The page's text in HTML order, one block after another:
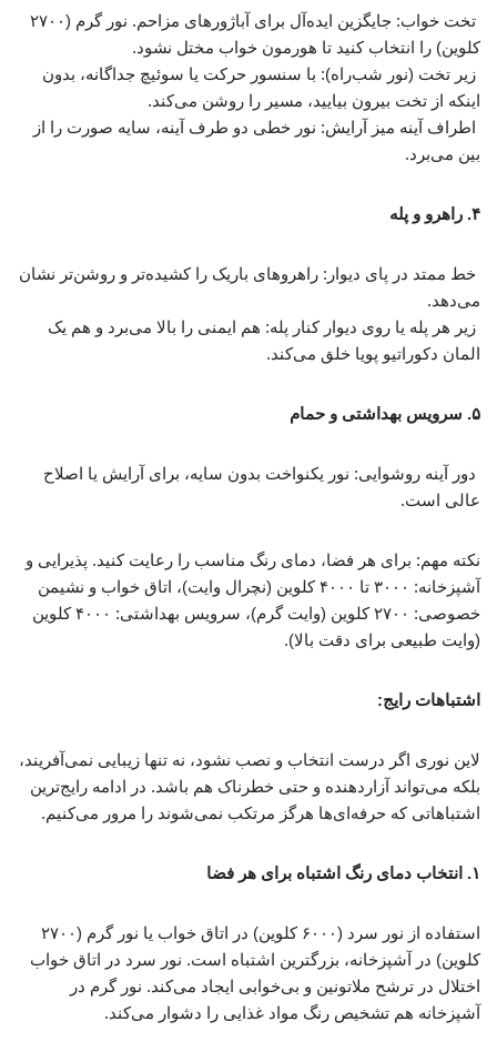
تخت خواب: جایگزین ایده‌آل برای آباژورهای مزاحم. نور گرم (۲۷۰۰
کلوین) را انتخاب کنید تا هورمون خواب مختل نشود.
زیر تخت (نور شب‌راه): با سنسور حرکت یا سوئیچ جداگانه، بدون
اینکه از تخت بیرون بیایید، مسیر را روشن می‌کند.
اطراف آینه میز آرایش: نور خطی دو طرف آینه، سایه صورت را از
بین می‌برد.
۴. راهرو و پله
خط ممتد در پای دیوار: راهروهای باریک را کشیده‌تر و روشن‌تر نشان
می‌دهد.
زیر هر پله یا روی دیوار کنار پله: هم ایمنی را بالا می‌برد و هم یک
المان دکوراتیو پویا خلق می‌کند.
۵. سرویس بهداشتی و حمام
دور آینه روشوایی: نور یکنواخت بدون سایه، برای آرایش یا اصلاح
عالی است.
نکته مهم: برای هر فضا، دمای رنگ مناسب را رعایت کنید. پذیرایی و
آشپزخانه: ۳۰۰۰ تا ۴۰۰۰ کلوین (نچرال وایت)، اتاق خواب و نشیمن
خصوصی: ۲۷۰۰ کلوین (وایت گرم)، سرویس بهداشتی: ۴۰۰۰ کلوین
(وایت طبیعی برای دقت بالا).
اشتباهات رایج:
لاین نوری اگر درست انتخاب و نصب نشود، نه تنها زیبایی نمی‌آفریند،
بلکه می‌تواند آزاردهنده و حتی خطرناک هم باشد. در ادامه رایج‌ترین
اشتباهاتی که حرفه‌ای‌ها هرگز مرتکب نمی‌شوند را مرور می‌کنیم.
۱. انتخاب دمای رنگ اشتباه برای هر فضا
استفاده از نور سرد (۶۰۰۰ کلوین) در اتاق خواب یا نور گرم (۲۷۰۰
کلوین) در آشپزخانه، بزرگترین اشتباه است. نور سرد در اتاق خواب
اختلال در ترشح ملاتونین و بی‌خوابی ایجاد می‌کند. نور گرم در
آشپزخانه هم تشخیص رنگ مواد غذایی را دشوار می‌کند.